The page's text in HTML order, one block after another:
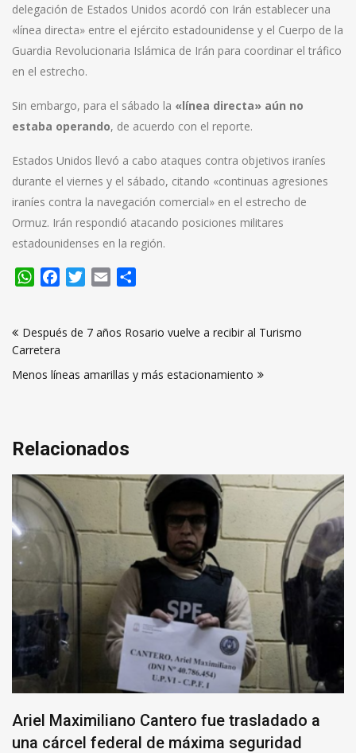
delegación de Estados Unidos acordó con Irán establecer una
«línea directa» entre el ejército estadounidense y el Cuerpo de la
Guardia Revolucionaria Islámica de Irán para coordinar el tráfico
en el estrecho.
Sin embargo, para el sábado la «línea directa» aún no
estaba operando, de acuerdo con el reporte.
Estados Unidos llevó a cabo ataques contra objetivos iraníes
durante el viernes y el sábado, citando «continuas agresiones
iraníes contra la navegación comercial» en el estrecho de
Ormuz. Irán respondió atacando posiciones militares
estadounidenses en la región.
WhatsApp
FacebookTwitter
Email
de
entradas
Después de 7 años Rosario vuelve a recibir al Turismo
Carretera
Menos líneas amarillas y más estacionamiento
Relacionados
Ariel Maximiliano Cantero fue trasladado a
una cárcel federal de máxima seguridad